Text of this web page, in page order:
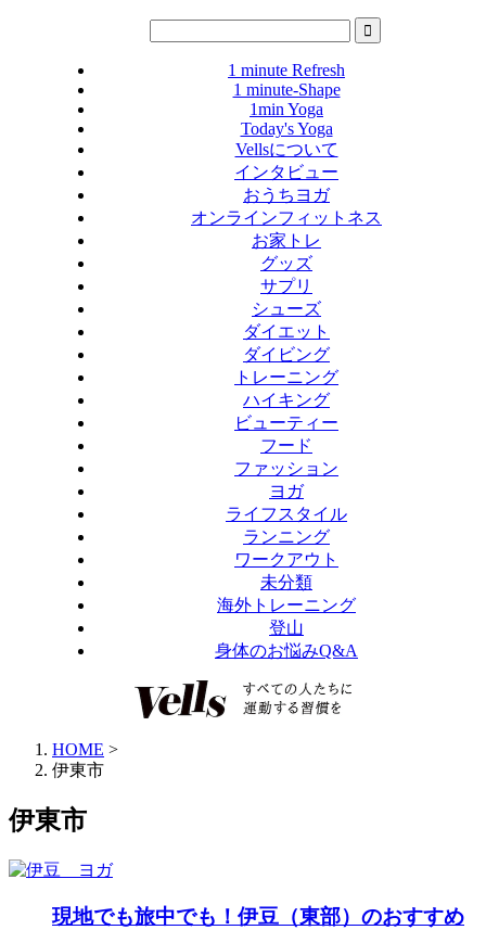
1 minute Refresh
1 minute-Shape
1min Yoga
Today's Yoga
Vellsについて
インタビュー
おうちヨガ
オンラインフィットネス
お家トレ
グッズ
サプリ
シューズ
ダイエット
ダイビング
トレーニング
ハイキング
ビューティー
フード
ファッション
ヨガ
ライフスタイル
ランニング
ワークアウト
未分類
海外トレーニング
登山
身体のお悩みQ&A
HOME >
伊東市
伊東市
現地でも旅中でも！伊豆（東部）のおすすめ